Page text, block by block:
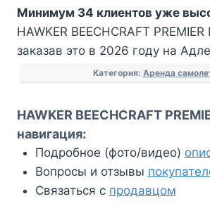
Минимум 34 клиентов уже
HAWKER BEECHCRAFT
заказав это в 2026 году на
Категория: Аренда
HAWKER BEECHCRAFT
навигация:
Подробное (фото/видео)
Вопросы и отзывы
Связаться с продавцом